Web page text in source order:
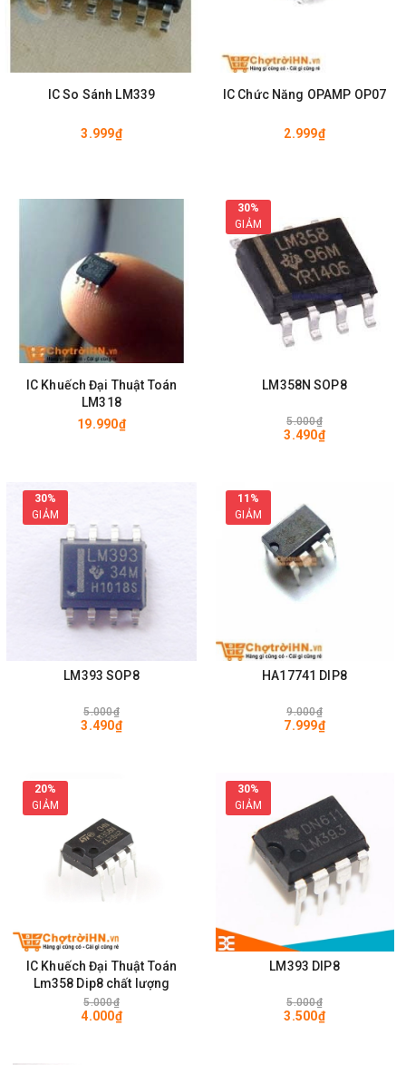
IC So Sánh LM339
3.999₫
IC Chức Năng OPAMP OP07
2.999₫
IC Khuếch Đại Thuật Toán
LM318
19.990₫
30%
GIẢM
LM358N SOP8
5.000₫
3.490₫
30%
GIẢM
LM393 SOP8
5.000₫
3.490₫
11%
GIẢM
HA17741 DIP8
9.000₫
7.999₫
20%
GIẢM
IC Khuếch Đại Thuật Toán
Lm358 Dip8 chất lượng
5.000₫
4.000₫
30%
GIẢM
LM393 DIP8
5.000₫
3.500₫